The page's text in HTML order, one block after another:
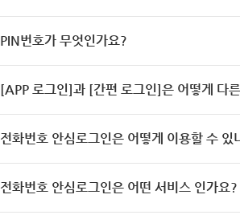
PIN번호가 무엇인가요?
[APP 로그인]과 [간편 로그인]은 어떻게 다
전화번호 안심로그인은 어떻게 이용할 수 있
전화번호 안심로그인은 어떤 서비스 인가요?